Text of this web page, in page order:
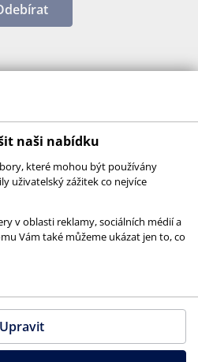
všechna práva vyhrazena
by reCAPTCHA and the
andTerms of Serviceapply.
naši nabídku
které mohou být používány
uživatelský zážitek co nejvíce
v oblasti reklamy, sociálních médií a
Vám také můžeme ukázat jen to, co
Upravit